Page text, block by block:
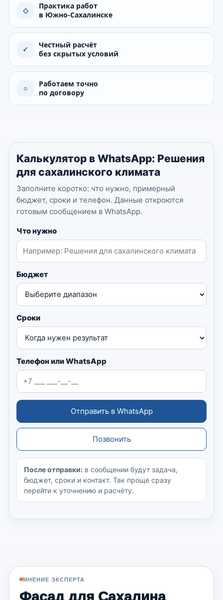
◇
Практика работ
в Южно-Сахалинске
✓
Честный расчёт
без скрытых условий
○
Работаем точно
по договору
Калькулятор в WhatsApp: Решения
для сахалинского климата
Заполните коротко: что нужно, примерный
бюджет, сроки и телефон. Данные откроются
готовым сообщением в WhatsApp.
Что нужно
Бюджет
Сроки
Телефон или WhatsApp
Отправить в WhatsApp
Позвонить
После отправки: в сообщении будут задача,
бюджет, сроки и контакт. Так проще сразу
перейти к уточнению и расчёту.
МНЕНИЕ ЭКСПЕРТА
Фасад для Сахалина